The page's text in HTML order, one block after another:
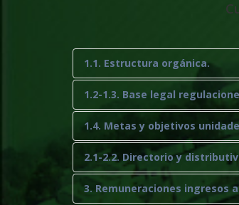
1.1. Estructura orgánica.
1.2-1.3. Base legal
1.4. Metas y objetivos
2.1-2.2. Directorio y
3. Remuneraciones ingresos